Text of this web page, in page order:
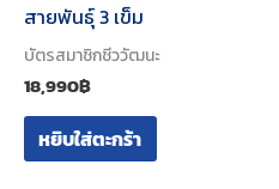
สายพันธุ์ 3 เข็ม
บัตรสมาชิกชีววัฒนะ
18,990฿
หยิบใส่ตะกร้า